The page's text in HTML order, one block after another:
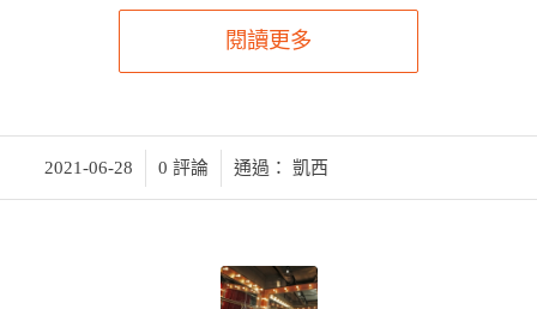
閱讀更多
2021-06-28
/ 0 評論 通過： 凱西